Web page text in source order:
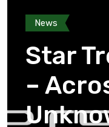
News
Star
–